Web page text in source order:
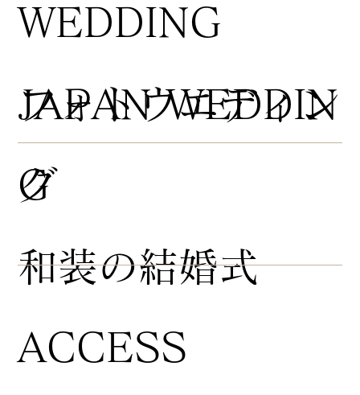
​フォトウエディン
グ
WEDDING
​和装の結婚式
JAPAN WEDDIN
G
ACCESS